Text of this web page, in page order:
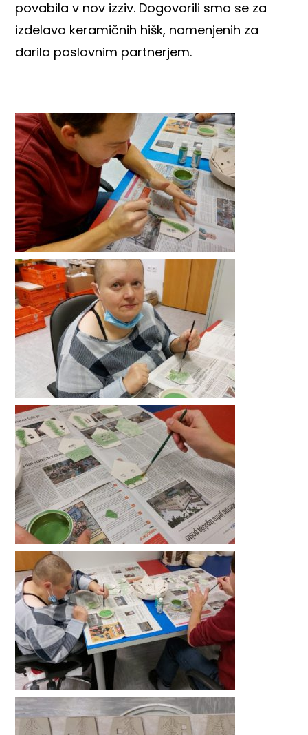
povabila v nov izziv. Dogovorili smo se za
izdelavo keramičnih hišk, namenjenih za
darila poslovnim partnerjem.